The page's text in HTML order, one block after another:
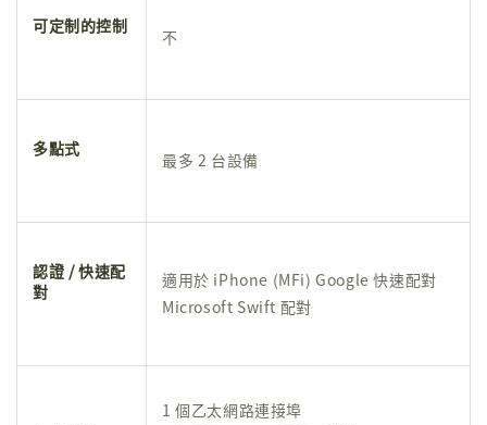
可定制的控制
不
多點式
最多 2 台設備
認證 / 快速配
對
適用於 iPhone (MFi) Google 快速配對
Microsoft Swift 配對
1 個乙太網路連接埠